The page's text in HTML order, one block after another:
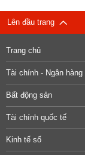
Lên đầu trang
Trang chủ
Tài chính - Ngân hàng
Bất động sản
Tài chính quốc tế
Kinh tế số